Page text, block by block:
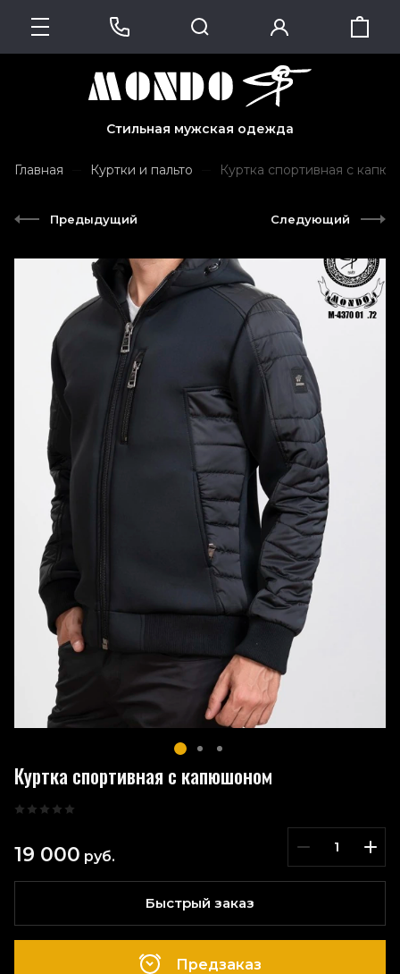
Стильная мужская одежда
Главная Куртки и пальто Куртка спортивная с
Предыдущий Следующий
Куртка спортивная с капюшоном
19 000 руб.
Предзаказ
Быстрый заказ